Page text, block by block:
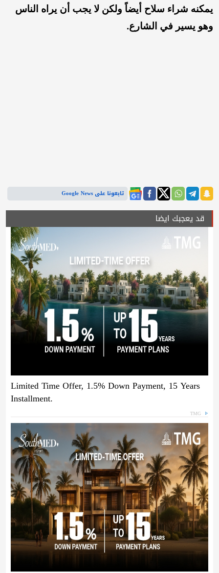
يمكنه شراء سلاح أيضاً ولكن لا يجب أن يراه الناس
وهو يسير في الشارع.
تابعونا على Google News
قد يعجبك ايضا
Limited Time Offer, 1.5% Down Payment, 15 Years
Installment.
TMG